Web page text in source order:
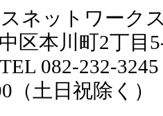
ネットワーク
区本川町2丁目
082-232-3245
（土日祝除く）